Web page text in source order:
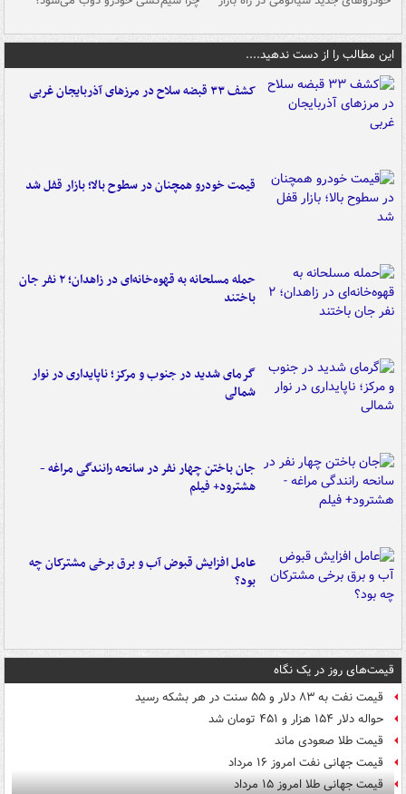
این مطالب را از دست ندهید....
کشف ۳۳ قبضه سلاح در مرزهای آذربایجان غربی
قیمت خودرو همچنان در سطوح بالا؛ بازار قفل شد
حمله مسلحانه به قهوه‌خانه‌ای در زاهدان؛ ۲ نفر جان
باختند
گرمای شدید در جنوب و مرکز؛ ناپایداری در نوار
شمالی
جان باختن چهار نفر در سانحه رانندگی مراغه -
هشترود+ فیلم
عامل افزایش قبوض آب و برق برخی مشترکان چه
بود؟
قیمت‌های روز در یک نگاه
قیمت نفت به ۸۳ دلار و ۵۵ سنت در هر بشکه رسید
حواله دلار ۱۵۴ هزار و ۴۵۱ تومان شد
قیمت طلا صعودی ماند
قیمت جهانی نفت امروز ۱۶ مرداد
قیمت جهانی طلا امروز ۱۵ مرداد